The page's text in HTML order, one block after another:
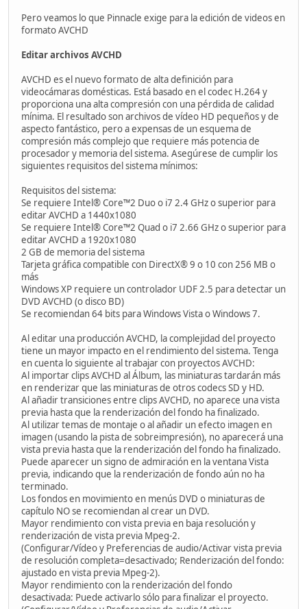
Pero veamos lo que Pinnacle exige para la edición de videos en
formato AVCHD
Editar archivos AVCHD
AVCHD es el nuevo formato de alta definición para
videocámaras domésticas. Está basado en el codec H.264 y
proporciona una alta compresión con una pérdida de calidad
mínima. El resultado son archivos de vídeo HD pequeños y de
aspecto fantástico, pero a expensas de un esquema de
compresión más complejo que requiere más potencia de
procesador y memoria del sistema. Asegúrese de cumplir los
siguientes requisitos del sistema mínimos:
Requisitos del sistema:
Se requiere Intel® Core™2 Duo o i7 2.4 GHz o superior para
editar AVCHD a 1440x1080
Se requiere Intel® Core™2 Quad o i7 2.66 GHz o superior para
editar AVCHD a 1920x1080
2 GB de memoria del sistema
Tarjeta gráfica compatible con DirectX® 9 o 10 con 256 MB o
más
Windows XP requiere un controlador UDF 2.5 para detectar un
DVD AVCHD (o disco BD)
Se recomiendan 64 bits para Windows Vista o Windows 7.
Al editar una producción AVCHD, la complejidad del proyecto
tiene un mayor impacto en el rendimiento del sistema. Tenga
en cuenta lo siguiente al trabajar con proyectos AVCHD:
Al importar clips AVCHD al Álbum, las miniaturas tardarán más
en renderizar que las miniaturas de otros codecs SD y HD.
Al añadir transiciones entre clips AVCHD, no aparece una vista
previa hasta que la renderización del fondo ha finalizado.
Al utilizar temas de montaje o al añadir un efecto imagen en
imagen (usando la pista de sobreimpresión), no aparecerá una
vista previa hasta que la renderización del fondo ha finalizado.
Puede aparecer un signo de admiración en la ventana Vista
previa, indicando que la renderización de fondo aún no ha
terminado.
Los fondos en movimiento en menús DVD o miniaturas de
capítulo NO se recomiendan al crear un DVD.
Mayor rendimiento con vista previa en baja resolución y
renderización de vista previa Mpeg-2.
(Configurar/Vídeo y Preferencias de audio/Activar vista previa
de resolución completa=desactivado; Renderización del fondo:
ajustado en vista previa Mpeg-2).
Mayor rendimiento con la renderización del fondo
desactivada: Puede activarlo sólo para finalizar el proyecto.